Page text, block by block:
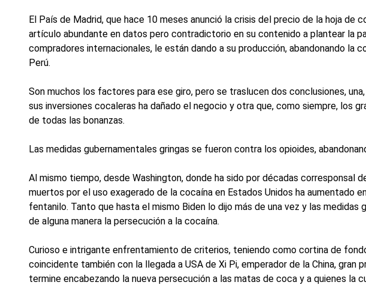
El País de Madrid, que hace 10 meses anunció la crisis del precio de la hoja de
artículo abundante en datos pero contradictorio en su contenido a plantear la
compradores internacionales, le están dando a su producción, abandonando la
Perú.
Son muchos los factores para ese giro, pero se traslucen dos conclusiones,
sus inversiones cocaleras ha dañado el negocio y otra que, como siempre, los
de todas las bonanzas.
Las medidas gubernamentales gringas se fueron contra los opioides,
Al mismo tiempo, desde Washington, donde ha sido por décadas corresponsal
muertos por el uso exagerado de la cocaína en Estados Unidos ha aumentado
fentanilo. Tanto que hasta el mismo Biden lo dijo más de una vez y las
de alguna manera la persecución a la cocaína.
Curioso e intrigante enfrentamiento de criterios, teniendo como cortina de
coincidente también con la llegada a USA de Xi Pi, emperador de la China,
termine encabezando la nueva persecución a las matas de coca y a quienes la